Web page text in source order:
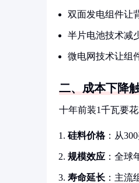
双面发电组件让
半片电池技术减
微电网技术让组
二、成本下降
十年前装1千瓦要
硅料价格：从
规模效应 ：全球
寿命延长 ：主流